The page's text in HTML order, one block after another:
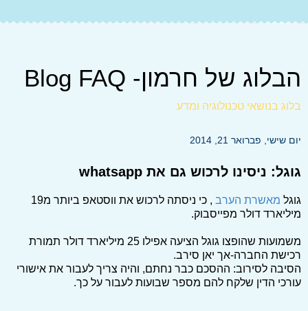
הבלוג של חרמון- Blog FAQ
בלוג בנושאי טכנולוגיה ומדע
יום שישי, פברואר 21, 2014
גוגל: ניסינו לרכוש גם את whatsapp
גוגל מאשרת הערב
, כי ניסתה לרכוש את ווסטאפ ביותר מ19
מיליארד דולר מפייסבוק.
משמועות שהופצו גוגל הציעה אפילו 25 מיליארד דולר תמורת
רכישת החברה-אך יאן סירב.
הסיבה לסירוב: ההסכם כבר נחתם, והיה צריך לעבור את אישורי
עורכי הדין שלקח להם מספר שבועות לעבור על כך.